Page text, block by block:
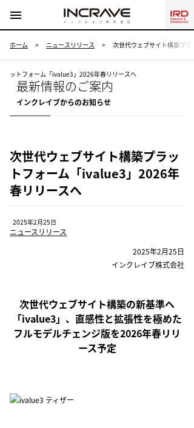
ホーム > ニュースリリース > 次世代ウェブサイト構築プラ
ットフォーム「ivalue3」2026年春リリースへ
最新情報のご案内
インクレイブからのお知らせ
次世代ウェブサイト構築プラッ
トフォーム「ivalue3」2026年
春リリースへ
2025年2月25日
ニュースリリース
2025年2月25日
インクレイブ株式会社
次世代ウェブサイト構築の新基準へ
「ivalue3」、直感性と拡張性を極めた
フルモデルチェンジ版を2026年春リリ
ース予定